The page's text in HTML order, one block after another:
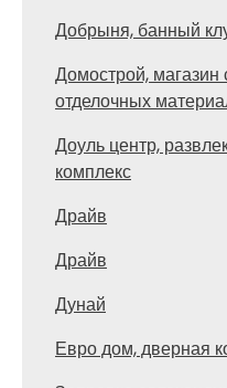
Добрыня, банный
Домострой, магазин
отделочных
Доуль центр,
комплекс
Драйв
Драйв
Дунай
Евро дом, дверная